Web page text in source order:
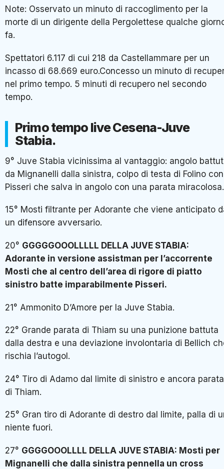
Note: Osservato un minuto di raccoglimento per la
morte di un dirigente della Pergolettese qualche
fa.
Spettatori 6.117 di cui 218 da Castellammare per un
incasso di 68.669 euro.Concesso un minuto di
nel primo tempo. 5 minuti di recupero nel secondo
tempo.
Primo tempo live Cesena-Juve
Stabia.
9° Juve Stabia vicinissima al vantaggio: angolo
da Mignanelli dalla sinistra, colpo di testa di Folino con
Pisseri che salva in angolo con una parata miracolosa.
15° Mosti filtrante per Adorante che viene anticipato
un difensore avversario.
20° GGGGGOOOLLLLL DELLA JUVE STABIA:
Adorante in versione assistman per l’accorrente
Mosti che al centro dell’area di rigore di piatto
sinistro batte imparabilmente Pisseri.
21° Ammonito D’Amore per la Juve Stabia.
22° Grande parata di Thiam su una punizione battuta
dalla destra e una deviazione involontaria di Bellich
rischia l’autogol.
24° Tiro di Adamo dal limite di sinistro e ancora parata
di Thiam.
25° Gran tiro di Adorante di destro dal limite, palla di
niente fuori.
27° GGGGOOOLLLL DELLA JUVE STABIA: Mosti per
Mignanelli che dalla sinistra pennella un cross